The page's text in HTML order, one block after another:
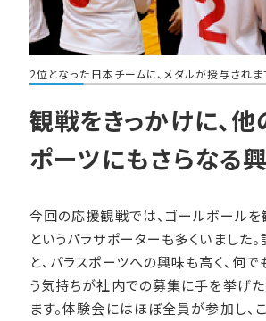
2位となった日本チームに、メダルが授与されま
観戦をきっかけに、
ポーツにもさらなる
今回の応援観戦では、ゴールボール
というパラサポーターも多くいました
と、パラスポーツへの興味も高く、何
う気持ちが社内での募集に手を挙げ
ます。体験会にはほぼ全員が参加し、